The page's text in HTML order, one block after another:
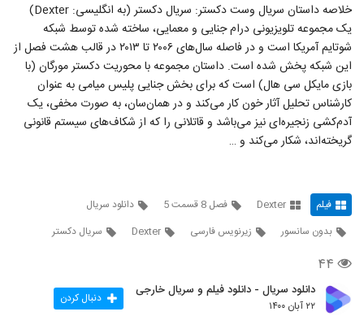
67
دانلود فصل 8 قسمت 11 سریال دکستر
Dexter با زیرنویس فارسی
۳۹ بازدید
68
دانلود فصل 8 قسمت 12 سریال دکستر
Dexter با زیرنویس فارسی
۳۹ بازدید
خلاصه داستان سریال وست دکستر: سریال دکستر (به انگلیسی: Dexter)
یک مجموعه تلویزیونی درام جنایی و معمایی، ساخته شده توسط شبکه
شوتایم آمریکا است و در فاصله سال‌های ۲۰۰۶ تا ۲۰۱۳ در قالب هشت فصل از
این شبکه پخش شده‌ است. داستان مجموعه با محوریت دکستر مورگان (با
بازی مایکل سی هال) است که برای بخش جنایی پلیس میامی به عنوان
کارشناس تحلیل آثار خون کار می‌کند و در همان‌سان، به صورت مخفی، یک
آدم‌کشی زنجیره‌ای نیز می‌باشد و قاتلانی را که از شکاف‌های سیستم قانونی
گریخته‌اند، شکار می‌کند و …
فیلم Dexter فصل 8 قسمت 5
دانلود سریال
بدون سانسور
زیرنویس فارسی Dexter سریال دکستر
۴۴
دانلود سریال - دانلود فیلم و سریال خارجی
۲۲ آبان ۱۴۰۰ دنبال کردن